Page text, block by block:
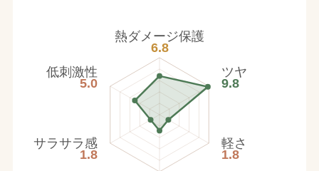
熱ダメージ保護
6.8
ツヤ
9.8
軽さ
1.8
サラサラ感
1.8
低刺激性
5.0